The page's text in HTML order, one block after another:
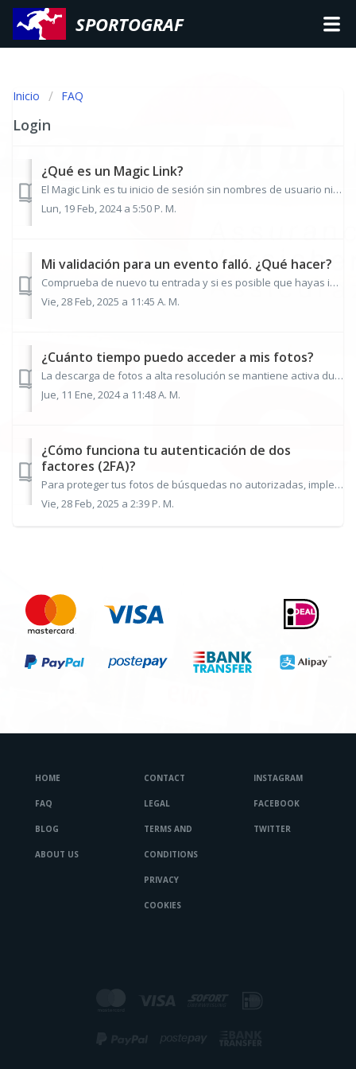
SPORTOGRAF
Inicio FAQ
Login
¿Qué es un Magic Link?
El Magic Link es tu inicio de sesión sin nombres de usuario ni contraseñas. Recibir Magic Link Puedes solicitar tu Magic Link en cualquier momento y...
Lun, 19 Feb, 2024 a 5:50 P. M.
Mi validación para un evento falló. ¿Qué hacer?
Comprueba de nuevo tu entrada y si es posible que hayas indicado otra dirección de correo electrónico al registrarte para el evento. Si estás seguro de ...
Vie, 28 Feb, 2025 a 11:45 A. M.
¿Cuánto tiempo puedo acceder a mis fotos?
La descarga de fotos a alta resolución se mantiene activa durante 7 días. Por favor, asegúrate de descargar tus fotos rápidamente y guárdalas. Si las fo...
Jue, 11 Ene, 2024 a 11:48 A. M.
¿Cómo funciona tu autenticación de dos
factores (2FA)?
Para proteger tus fotos de búsquedas no autorizadas, implementamos la autenticación de dos factores (2FA) en muchos eventos. Te pedimos información personal...
Vie, 28 Feb, 2025 a 2:39 P. M.
HOME
FAQ
BLOG
ABOUT US
CONTACT
LEGAL
TERMS AND
CONDITIONS
PRIVACY
COOKIES
INSTAGRAM
FACEBOOK
TWITTER